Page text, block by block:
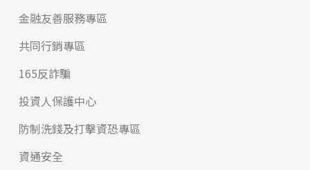
金融友善服務專區
共同行銷專區
165反詐騙
投資人保護中心
防制洗錢及打擊資恐專區
資通安全